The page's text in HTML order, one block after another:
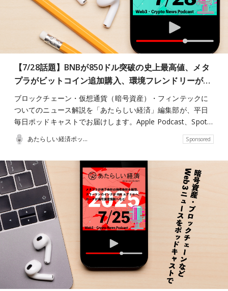
【7/28話題】BNBが850ドル突破の史上最高値、メタ
プラがビットコイン追加購入、環境フレンドリーが…
ブロックチェーン・仮想通貨（暗号資産）・フィンテックに
ついてのニュース解説を「あたらしい経済」編集部が、平日
毎日ポッドキャストでお届けします。Apple Podcast、Spot…
あたらしい経済ポッドキャスト Sponsored